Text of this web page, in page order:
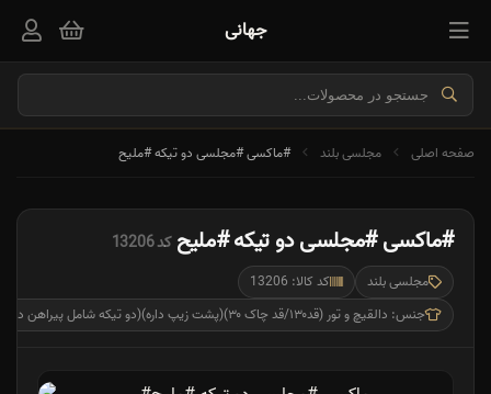
جهانی
صفحه اصلی مجلسی بلند #ماکسی #مجلسی دو تیکه #ملیح
#ماکسی #مجلسی دو تیکه #ملیحکد 13206
مجلسی بلند
کد کالا: 13206
جنس: دالقیچ و تور (قد۱۳۰/قد چاک ۳۰)(پشت زیپ داره)(دو تیکه شامل پیراهن دلکته و یقه میباشد)